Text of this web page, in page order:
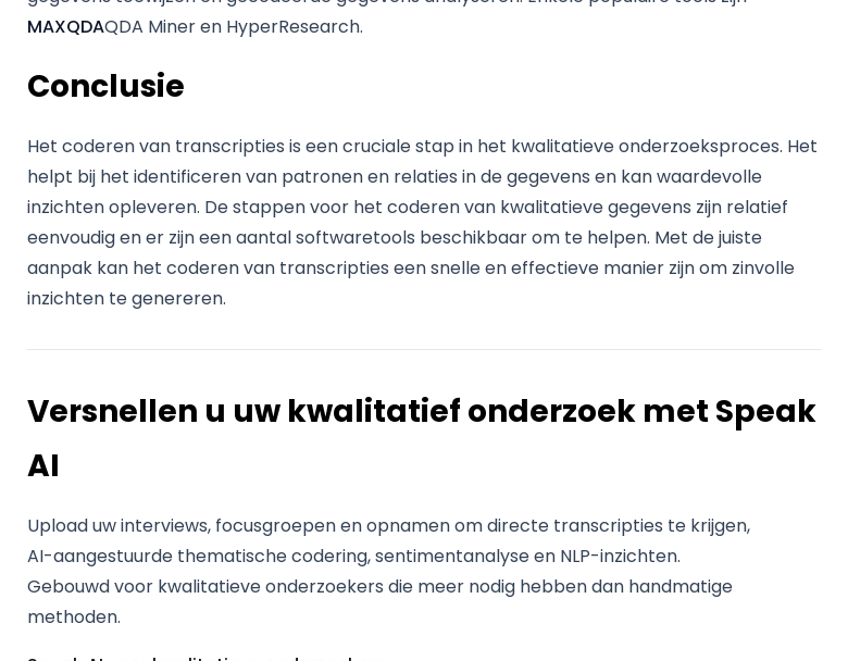
MAXQDAQDA Miner en HyperResearch.
Conclusie
Het coderen van transcripties is een cruciale stap in het kwalitatieve onderzoeksproces. Het
helpt bij het identificeren van patronen en relaties in de gegevens en kan waardevolle
inzichten opleveren. De stappen voor het coderen van kwalitatieve gegevens zijn relatief
eenvoudig en er zijn een aantal softwaretools beschikbaar om te helpen. Met de juiste
aanpak kan het coderen van transcripties een snelle en effectieve manier zijn om zinvolle
inzichten te genereren.
Versnellen u uw kwalitatief onderzoek met Speak
AI
Upload uw interviews, focusgroepen en opnamen om directe transcripties te krijgen,
AI-aangestuurde thematische codering, sentimentanalyse en NLP-inzichten.
Gebouwd voor kwalitatieve onderzoekers die meer nodig hebben dan handmatige
methoden.